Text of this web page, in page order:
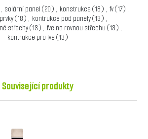
, solární panel (20) , konstrukce (18) , fv(17) ,
(18) , kontrukce pod panely(13) ,
střechy(13) , fve na rovnou střechu (13) ,
kontrukce pro fve (13)
Související produkty